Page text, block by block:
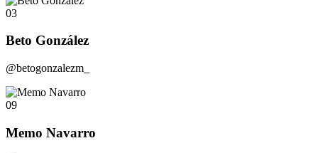
03
Beto González
@betogonzalezm_
09
Memo Navarro